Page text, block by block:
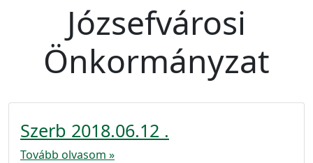
Józsefvárosi
Önkormányzat
Szerb 2018.06.12 .
Tovább olvasom »